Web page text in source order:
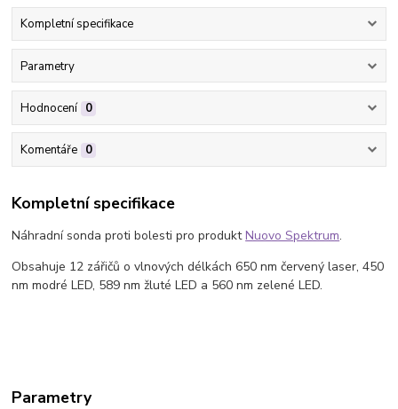
Kompletní specifikace
Parametry
Hodnocení 0
Komentáře 0
Kompletní specifikace
Náhradní sonda proti bolesti pro produktNuovo Spektrum.
Obsahuje 12 zářičů o vlnových délkách 650 nm červený laser, 450
nm modré LED, 589 nm žluté LED a 560 nm zelené LED.
Parametry